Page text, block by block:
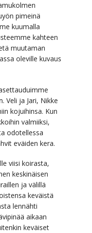
pimeinä
kuumalla
kahteen
muutaman
oleville kuvaus
Veli ja Jari, Nikke
kojuihinsa. Kun
valmiiksi,
odotellessa
eväiden kera.
viisi koirasta,
keskinäisen
ja välillä
keväistä
lennähti
aikaan
keväiset